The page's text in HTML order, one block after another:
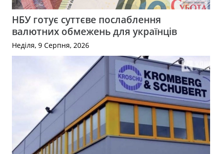
НБУ готує суттєве послаблення
валютних обмежень для українців
Неділя, 9 Серпня, 2026